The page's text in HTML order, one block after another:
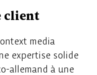
client
media
expertise solide
allemand à une